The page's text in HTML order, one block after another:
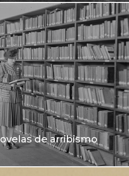
de arribismo